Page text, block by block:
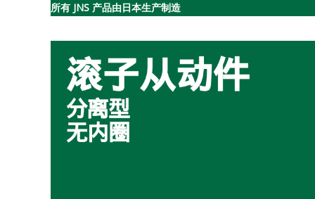
所有 JNS 产品由日本生产制造